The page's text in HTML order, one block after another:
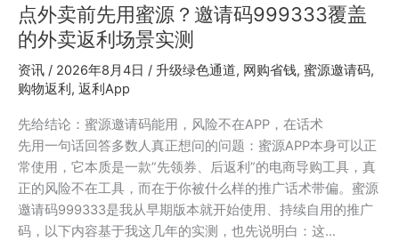
景
用
法
手
妈
使
用
心
得：
邀
请
码
7625568
点外卖前先用蜜源？邀请码999333覆盖
的外卖返利场景实测
资讯 / 2026年8月4日 / 升级绿色通道, 网购省钱, 蜜源邀请码,
购物返利 , 返利App
先给结论：蜜源邀请码能用，风险不在APP，在话术
先用一句话回答多数人真正想问的问题：蜜源APP本身可以正
常使用，它本质是一款”先领券、后返利”的电商导购工具，真
正的风险不在工具，而在于你被什么样的推广话术带偏。蜜源
邀请码999333是我从早期版本就开始使用、持续自用的推广
码，以下内容基于我这几年的实测，也先说明白：这…